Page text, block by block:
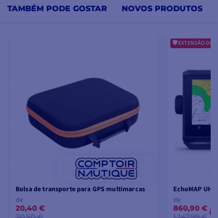
TAMBÉM PODE GOSTAR NOVOS PRODUTOS
Bolsa de transporte para GPS multimarcas
de
20,40 €
EXTENSÃO DE
EchoMAP
de
860,90 €